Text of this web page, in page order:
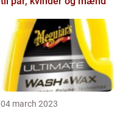
04 march 2023